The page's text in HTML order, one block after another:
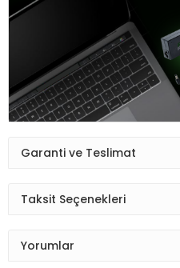
Garanti ve Teslimat
Taksit Seçenekleri
Yorumlar